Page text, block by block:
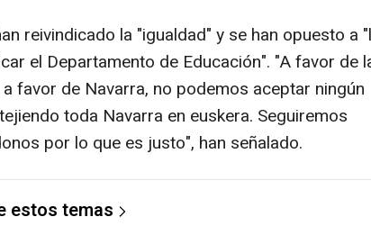
reivindicado la "igualdad" y se han opuesto a
el Departamento de Educación". "A favor de
favor de Navarra, no podemos aceptar ningún
toda Navarra en euskera. Seguiremos
por lo que es justo", han señalado.
estos temas